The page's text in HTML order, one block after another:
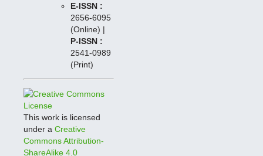
E-ISSN :
2656-6095
(Online) |
P-ISSN :
2541-0989
(Print)
This work is licensed
under a Creative
Commons Attribution-
ShareAlike 4.0